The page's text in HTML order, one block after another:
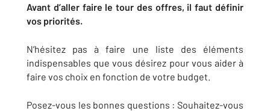
Avant d’aller faire le tour des offres, il faut définir
vos priorités.
N’hésitez pas à faire une liste des éléments
indispensables que vous désirez pour vous aider à
faire vos choix en fonction de votre budget.
Posez-vous les bonnes questions : Souhaitez-vous